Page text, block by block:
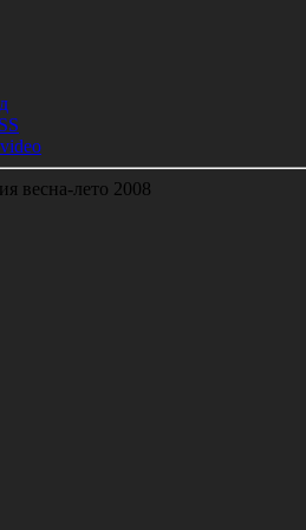
весна-лето 2008